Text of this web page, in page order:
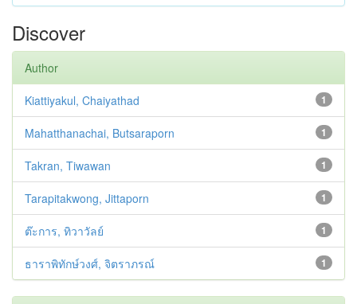
Discover
Author
1
Kiattiyakul, Chaiyathad
1
Mahatthanachai, Butsaraporn
1
Takran, Tiwawan
1
Tarapitakwong, Jittaporn
1
ต๊ะการ, ทิวาวัลย์
1
ธาราพิทักษ์วงศ์, จิตราภรณ์